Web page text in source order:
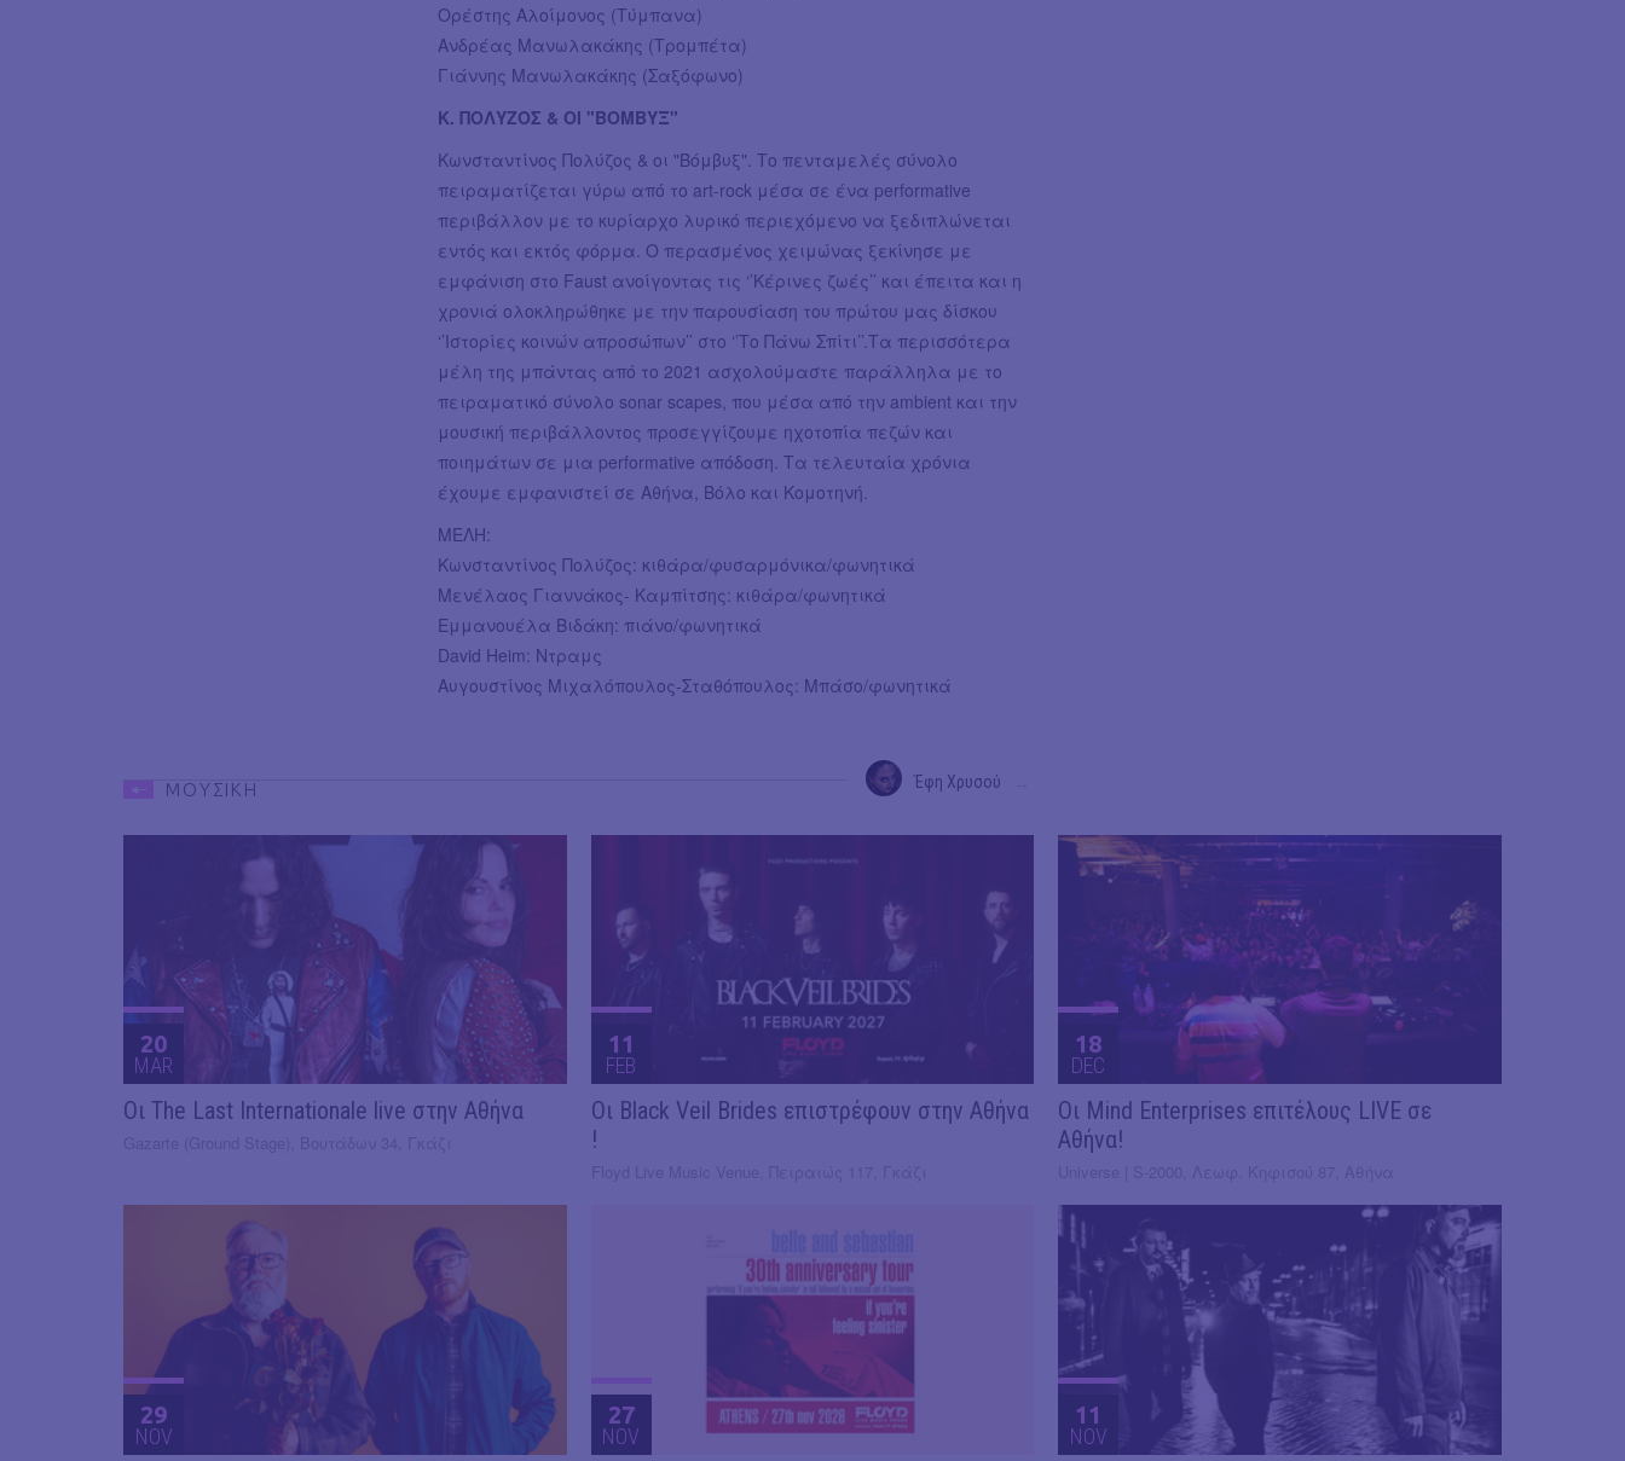
Ορέστης Αλοίμονος (Τύμπανα)
Ανδρέας Μανωλακάκης (Τρομπέτα)
Γιάννης Μανωλακάκης (Σαξόφωνο)
Κ. ΠΟΛΥΖΟΣ & ΟΙ "ΒΟΜΒΥΞ"
Κωνσταντίνος Πολύζος & οι "Βόμβυξ". Το πενταμελές σύνολο
πειραματίζεται γύρω από το art-rock μέσα σε ένα performative
περιβάλλον με το κυρίαρχο λυρικό περιεχόμενο να ξεδιπλώνεται
εντός και εκτός φόρμα. Ο περασμένος χειμώνας ξεκίνησε με
εμφάνιση στο Faust ανοίγοντας τις ‘’Κέρινες ζωές’’ και έπειτα και η
χρονιά ολοκληρώθηκε με την παρουσίαση του πρώτου μας δίσκου
‘’Ιστορίες κοινών απροσώπων’’ στο ‘’Το Πάνω Σπίτι’’.Τα περισσότερα
μέλη της μπάντας από το 2021 ασχολούμαστε παράλληλα με το
πειραματικό σύνολο sonar scapes, που μέσα από την ambient και την
μουσική περιβάλλοντος προσεγγίζουμε ηχοτοπία πεζών και
ποιημάτων σε μια performative απόδοση. Τα τελευταία χρόνια
έχουμε εμφανιστεί σε Αθήνα, Βόλο και Κομοτηνή.
ΜΕΛΗ:
Κωνσταντίνος Πολύζος: κιθάρα/φυσαρμόνικα/φωνητικά
Μενέλαος Γιαννάκος- Καμπίτσης: κιθάρα/φωνητικά
Εμμανουέλα Βιδάκη: πιάνο/φωνητικά
David Heim: Ντραμς
Αυγουστίνος Μιχαλόπουλος-Σταθόπουλος: Μπάσο/φωνητικά
Έφη Χρυσού
ΜΟΥΣΙΚΗ
20
MAR
Οι The Last Internationale live στην Αθήνα
11
FEB
Οι Black Veil Brides επιστρέφουν στην Αθήνα
!
18
DEC
Οι Mind Enterprises επιτέλους LIVE σε
Αθήνα!
29
NOV
27
NOV
11
NOV